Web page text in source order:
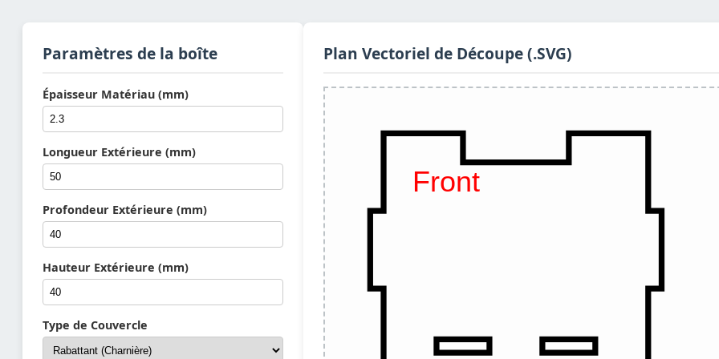
Paramètres de la boîte
Épaisseur Matériau (mm)
Longueur Extérieure (mm)
Profondeur Extérieure (mm)
Hauteur Extérieure (mm)
Type de Couvercle
Plan Vectoriel de Découpe (.SVG)
Front